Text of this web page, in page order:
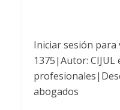
Iniciar sesión para
1375|Autor: CIJUL
abogados